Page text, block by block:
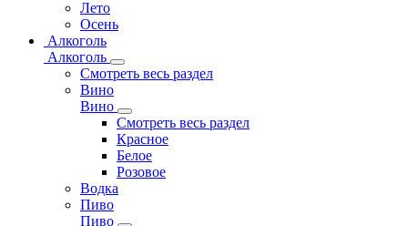
Лето
Осень
Алкоголь
Алкоголь
Смотреть весь раздел
Вино
Вино
Смотреть весь раздел
Красное
Белое
Розовое
Водка
Пиво
Пиво